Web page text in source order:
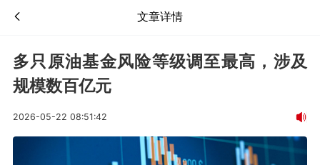
文章详情
多只原油基金风险等级调至最高，涉及
规模数百亿元
2026-05-22 08:51:42